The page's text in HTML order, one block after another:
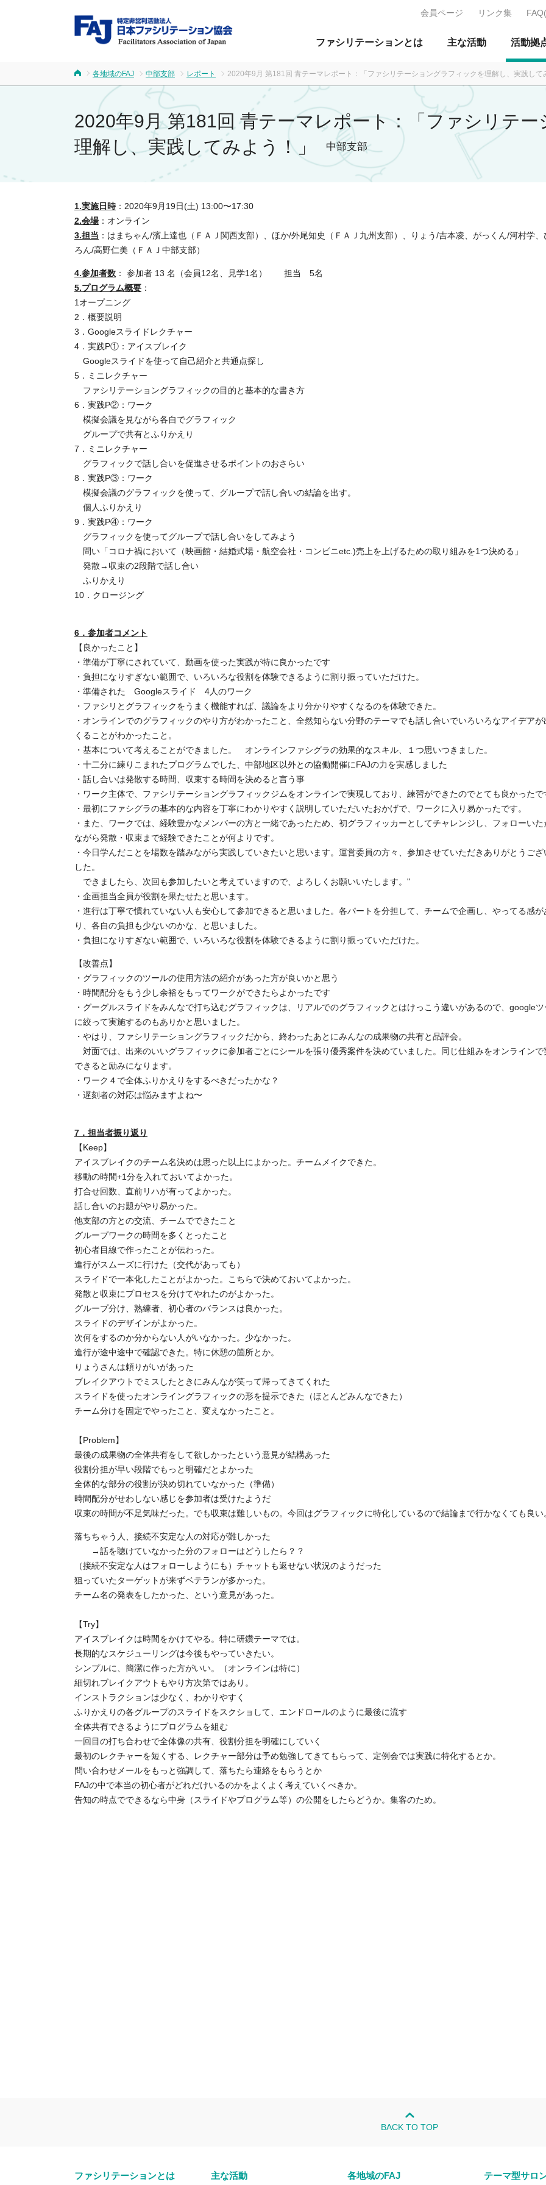
FAJ：特定非営利活動法人 日本ファ
ファシリテーションとは 主な活動 活動拠
会員ページ リンク集
各地域のFAJ 中部支部 レポート 2020年9月 第181回 青テーマレポート：「ファシリテーショングラフィックを理解し、実践して
2020年9月 第181回 青テーマレポート：「ファシリテ
理解し、実践してみよう！」
中部支部
1.実施日時：2020年9月19日(土) 13:00〜17:30
2.会場：オンライン
3.担当 ： はまちゃん/濱上達也（ＦＡＪ関西支部）、ほか/外尾知史（ＦＡＪ九州支部）、りょう/吉本凌、がっくん/河村学、
ろん/高野仁美（ＦＡＪ中部支部）
4.参加者数 ： 参加者 13 名（会員12名、見学1名） 担当 5名
5.プログラム概要 ：
1オープニング
2．概要説明
3．Googleスライドレクチャー
4．実践P①：アイスブレイク
Googleスライドを使って自己紹介と共通点探し
5．ミニレクチャー
ファシリテーショングラフィックの目的と基本的な書き方
6．実践P②：ワーク
模擬会議を見ながら各自でグラフィック
グループで共有とふりかえり
7．ミニレクチャー
グラフィックで話し合いを促進させるポイントのおさらい
8．実践P③：ワーク
模擬会議のグラフィックを使って、グループで話し合いの結論を出す。
個人ふりかえり
9．実践P④：ワーク
グラフィックを使ってグループで話し合いをしてみよう
問い「コロナ禍において（映画館・結婚式場・航空会社・コンビニetc.)売上を上げるための取り組みを1つ決める」
発散→収束の2段階で話し合い
ふりかえり
10．クロージング
6．参加者コメント
【良かったこと】
・準備が丁寧にされていて、動画を使った実践が特に良かったです
・負担になりすぎない範囲で、いろいろな役割を体験できるように割り振っていただけた。
・準備された Googleスライド 4人のワーク
・ファシリとグラフィックをうまく機能すれば、議論をより分かりやすくなるのを体験できた。
・オンラインでのグラフィックのやり方がわかったこと、全然知らない分野のテーマでも話し合いでいろいろなアイデアが
くることがわかったこと。
・基本について考えることができました。 オンラインファシグラの効果的なスキル、１つ思いつきました。
・十二分に練りこまれたプログラムでした、中部地区以外との協働開催にFAJの力を実感しました
・話し合いは発散する時間、収束する時間を決めると言う事
・ワーク主体で、ファシリテーショングラフィックジムをオンラインで実現しており、練習ができたのでとても良かったで
・最初にファシグラの基本的な内容を丁寧にわかりやすく説明していただいたおかげで、ワークに入り易かったです。
・また、ワークでは、経験豊かなメンバーの方と一緒であったため、初グラフィッカーとしてチャレンジし、フォローいた
ながら発散・収束まで経験できたことが何よりです。
・今日学んだことを場数を踏みながら実践していきたいと思います。運営委員の方々、参加させていただきありがとうござ
した。
できましたら、次回も参加したいと考えていますので、よろしくお願いいたします。"
・企画担当全員が役割を果たせたと思います。
・進行は丁寧で慣れていない人も安心して参加できると思いました。各パートを分担して、チームで企画し、やってる感が
り、各自の負担も少ないのかな、と思いました。
・負担になりすぎない範囲で、いろいろな役割を体験できるように割り振っていただけた。
【改善点】
・グラフィックのツールの使用方法の紹介があった方が良いかと思う
・時間配分をもう少し余裕をもってワークができたらよかったです
・グーグルスライドをみんなで打ち込むグラフィックは、リアルでのグラフィックとはけっこう違いがあるので、google
に絞って実施するのもありかと思いました。
・やはり、ファシリテーショングラフィックだから、終わったあとにみんなの成果物の共有と品評会。
対面では、出来のいいグラフィックに参加者ごとにシールを張り優秀案件を決めていました。同じ仕組みをオンラインで
できると励みになります。
・ワーク４で全体ふりかえりをするべきだったかな？
・遅刻者の対応は悩みますよね〜
7．担当者振り返り
【Keep】
アイスブレイクのチーム名決めは思った以上によかった。チームメイクできた。
移動の時間+1分を入れておいてよかった。
打合せ回数、直前リハが有ってよかった。
話し合いのお題がやり易かった。
他支部の方との交流、チームでできたこと
グループワークの時間を多くとったこと
初心者目線で作ったことが伝わった。
進行がスムーズに行けた（交代があっても）
スライドで一本化したことがよかった。こちらで決めておいてよかった。
発散と収束にプロセスを分けてやれたのがよかった。
グループ分け、熟練者、初心者のバランスは良かった。
スライドのデザインがよかった。
次何をするのか分からない人がいなかった。少なかった。
進行が途中途中で確認できた。特に休憩の箇所とか。
りょうさんは頼りがいがあった
ブレイクアウトでミスしたときにみんなが笑って帰ってきてくれた
スライドを使ったオンライングラフィックの形を提示できた（ほとんどみんなできた）
チーム分けを固定でやったこと、変えなかったこと。
【Problem】
最後の成果物の全体共有をして欲しかったという意見が結構あった
役割分担が早い段階でもっと明確だとよかった
全体的な部分の役割が決め切れていなかった（準備）
時間配分がせわしない感じを参加者は受けたようだ
収束の時間が不足気味だった。でも収束は難しいもの。今回はグラフィックに特化しているので結論まで行かなくても良い
落ちちゃう人、接続不安定な人の対応が難しかった
→話を聴けていなかった分のフォローはどうしたら？？
（接続不安定な人はフォローしようにも）チャットも返せない状況のようだった
狙っていたターゲットが来ずベテランが多かった。
チーム名の発表をしたかった、という意見があった。
【Try】
アイスブレイクは時間をかけてやる。特に研鑽テーマでは。
長期的なスケジューリングは今後もやっていきたい。
シンプルに、簡潔に作った方がいい。（オンラインは特に）
細切れブレイクアウトもやり方次第ではあり。
インストラクションは少なく、わかりやすく
ふりかえりの各グループのスライドをスクショして、エンドロールのように最後に流す
全体共有できるようにプログラムを組む
一回目の打ち合わせで全体像の共有、役割分担を明確にしていく
最初のレクチャーを短くする、レクチャー部分は予め勉強してきてもらって、定例会では実践に特化するとか。
問い合わせメールをもっと強調して、落ちたら連絡をもらうとか
FAJの中で本当の初心者がどれだけいるのかをよくよく考えていくべきか。
告知の時点でできるなら中身（スライドやプログラム等）の公開をしたらどうか。集客のため。
BACK TO TOP
ファシリテーションとは 主な活動 各地域のFAJ テーマ型サロ